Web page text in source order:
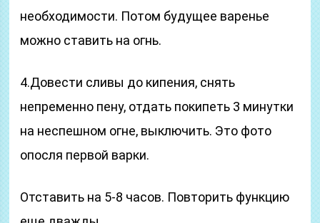
необходимости. Потом будущее варенье
можно ставить на огнь.
4.Довести сливы до кипения, снять
непременно пену, отдать покипеть 3 минутки
на неспешном огне, выключить. Это фото
опосля первой варки.
Отставить на 5-8 часов. Повторить функцию